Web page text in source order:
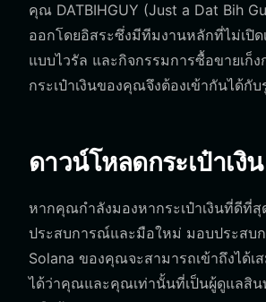
คุณ DATBIHGUY (Just a Dat Bih
ออกโดยอิสระซึ่งมีทีมงานหลักที่ไม่เปิ
แบบไวรัล และกิจกรรมการซื้อขายเก็
กระเป๋าเงินของคุณจึงต้องเข้ากันได้
ดาวน์โหลดกระเป๋าเ
หากคุณกำลังมองหากระเป๋าเงินที่ดีที่
ประสบการณ์และมือใหม่ มอบประสบ
Solana ของคุณจะสามารถเข้าถึงได้
ได้ว่าคุณและคุณเท่านั้นที่เป็นผู้ดูแลสิ